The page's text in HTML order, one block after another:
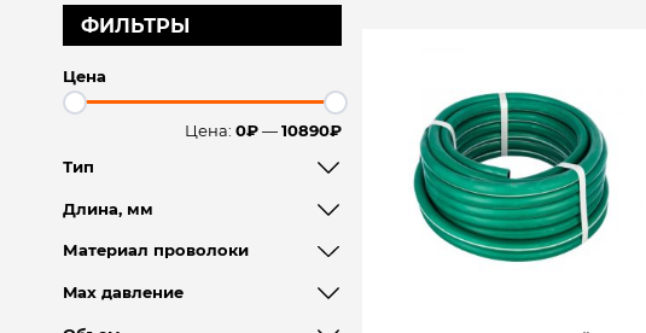
ФИЛЬТРЫ
Цена
Цена: 0₽— 10890₽
Тип
Длина, мм
Материал проволоки
Max давление